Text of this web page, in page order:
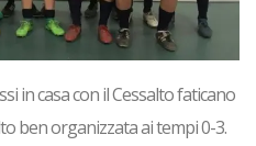
in casa con il Cessalto faticano
ben organizzata ai tempi 0-3.